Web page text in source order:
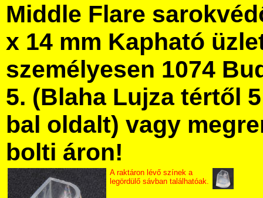
Middle Flare
x 14 mm Kapható
személyesen 1074
5. (Blaha Lujza tértől
bal oldalt) vagy
bolti áron!
A raktáron lévő színek a
legördülő sávban találhatóak.